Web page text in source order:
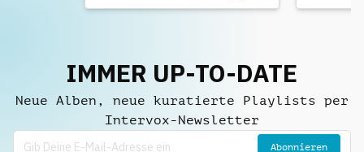
IMMER UP-TO-DATE
Neue Alben, neue kuratierte Playlists per
Intervox-Newsletter
Abonnieren